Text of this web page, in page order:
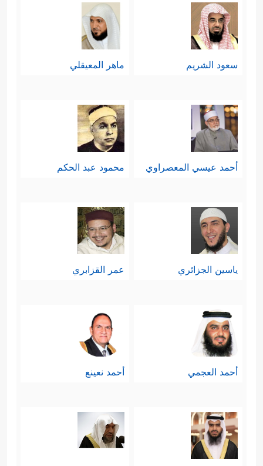
سعود الشريم ماهر المعيقلي
أحمد عيسي المعصراوي محمود عبد الحكم
ياسين الجزائري عمر القزابري
أحمد العجمي أحمد نعينع